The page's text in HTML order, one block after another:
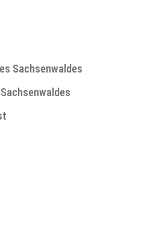
Sachsenwaldes